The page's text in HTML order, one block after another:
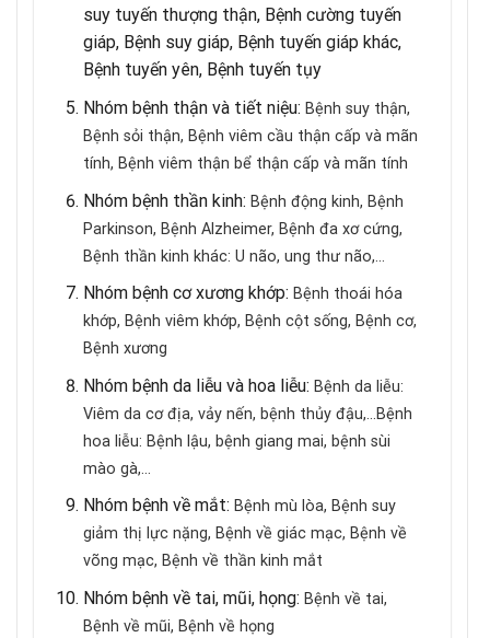
suy tuyến thượng thận, Bệnh cường tuyến
giáp, Bệnh suy giáp, Bệnh tuyến giáp khác,
Bệnh tuyến yên, Bệnh tuyến tụy
Nhóm bệnh thận và tiết niệu: Bệnh suy thận,
Bệnh sỏi thận, Bệnh viêm cầu thận cấp và mãn
tính, Bệnh viêm thận bể thận cấp và mãn tính
Nhóm bệnh thần kinh: Bệnh động kinh, Bệnh
Parkinson, Bệnh Alzheimer, Bệnh đa xơ cứng,
Bệnh thần kinh khác: U não, ung thư não,…
Nhóm bệnh cơ xương khớp: Bệnh thoái hóa
khớp, Bệnh viêm khớp, Bệnh cột sống, Bệnh cơ,
Bệnh xương
Nhóm bệnh da liễu và hoa liễu: Bệnh da liễu:
Viêm da cơ địa, vảy nến, bệnh thủy đậu,…Bệnh
hoa liễu: Bệnh lậu, bệnh giang mai, bệnh sùi
mào gà,…
Nhóm bệnh về mắt: Bệnh mù lòa, Bệnh suy
giảm thị lực nặng, Bệnh về giác mạc, Bệnh về
võng mạc, Bệnh về thần kinh mắt
Nhóm bệnh về tai, mũi, họng: Bệnh về tai,
Bệnh về mũi, Bệnh về họng